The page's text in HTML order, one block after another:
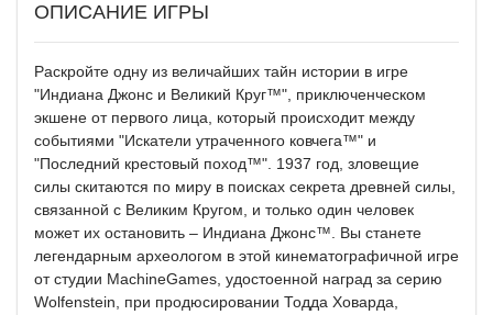
ОПИСАНИЕ ИГРЫ
Раскройте одну из величайших тайн истории в игре
"Индиана Джонс и Великий Круг™", приключенческом
экшене от первого лица, который происходит между
событиями "Искатели утраченного ковчега™" и
"Последний крестовый поход™". 1937 год, зловещие
силы скитаются по миру в поисках секрета древней силы,
связанной с Великим Кругом, и только один человек
может их остановить – Индиана Джонс™. Вы станете
легендарным археологом в этой кинематографичной игре
от студии MachineGames, удостоенной наград за серию
Wolfenstein, при продюсировании Тодда Ховарда,